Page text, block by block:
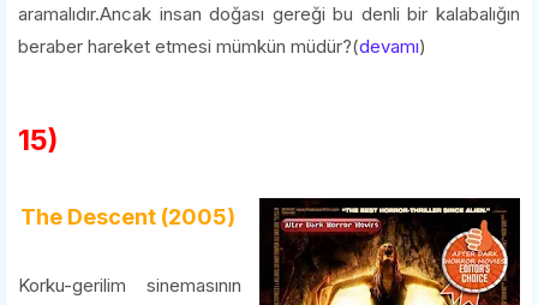
aramalıdır.Ancak insan doğası gereği bu denli bir kalabalığın
beraber hareket etmesi mümkün müdür?(devamı)
15)
The Descent (2005)
Korku-gerilim sinemasının